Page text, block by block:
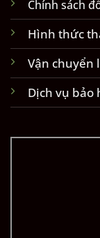
Chính sách
Hình thức
Vận chuyển
Dịch vụ bảo